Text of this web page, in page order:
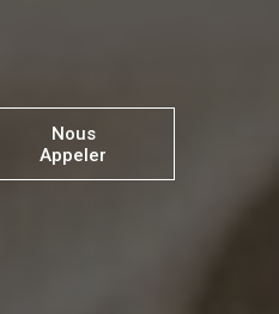
Nous
Appeler